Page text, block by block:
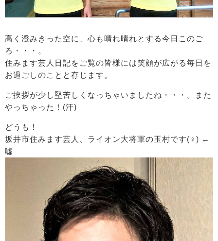
高く澄みきった空に、心も晴れ晴れとする今日このご
ろ・・・。
住みます芸人日記をご覧の皆様には笑顔が広がる毎日を
お過ごしのことと存じます。
ご挨拶が少し堅苦しくなっちゃいましたね・・・。また
やっちゃった！(汗)
どうも！
坂井市住みます芸人、ライオン大将軍の玉村です(♀) ←
嘘